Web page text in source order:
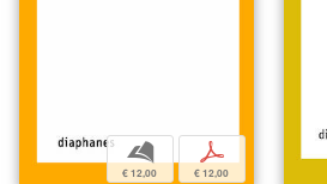
b
€ 12,00
p
€ 12,00